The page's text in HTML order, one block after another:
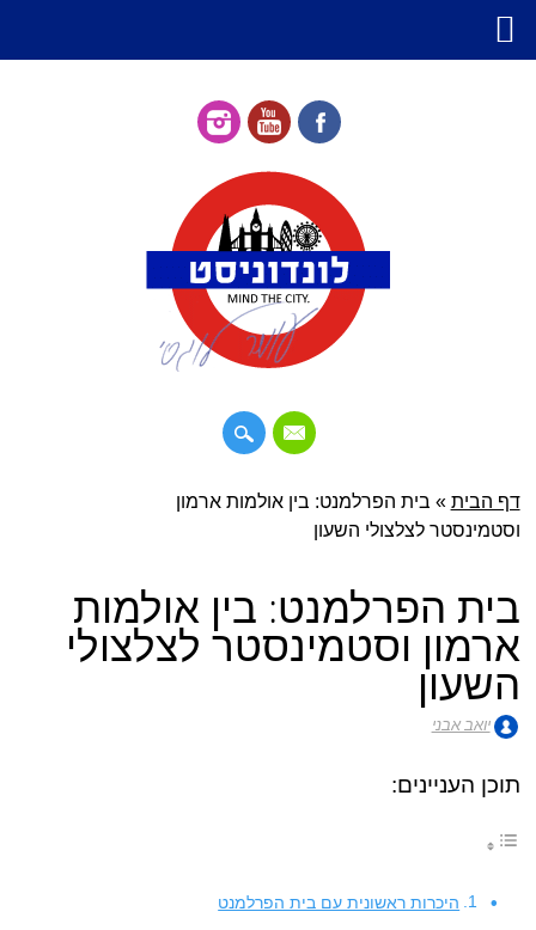
תפריט ראשי
דילוג
לתוכן
דף הבית » בית הפרלמנט: בין אולמות ארמון
וסטמינסטר לצלצולי השעון
בית הפרלמנט: בין אולמות
ארמון וסטמינסטר לצלצולי
השעון
יואב אבני
תוכן העניינים:
היכרות ראשונית עם בית הפרלמנט